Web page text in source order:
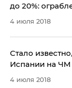
до 20%:
4 июля 2018
Стало
Испании на ЧМ
4 июля 2018